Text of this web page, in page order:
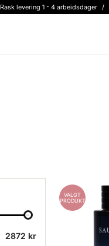
Rask levering 1 - 4 arbeidsdager /
2872 kr
VALGT
PRODUKT